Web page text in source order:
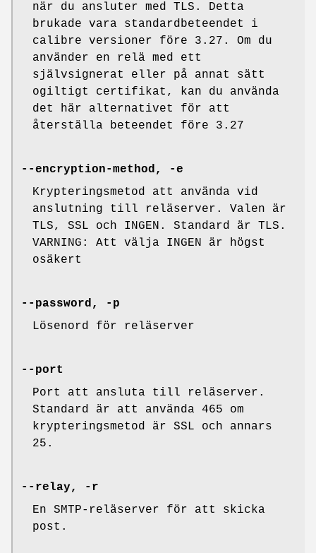
när du ansluter med TLS. Detta
brukade vara standardbeteendet i
calibre versioner före 3.27. Om du
använder en relä med ett
självsignerat eller på annat sätt
ogiltigt certifikat, kan du använda
det här alternativet för att
återställa beteendet före 3.27
--encryption-method, -e
Krypteringsmetod att använda vid
anslutning till reläserver. Valen är
TLS, SSL och INGEN. Standard är TLS.
VARNING: Att välja INGEN är högst
osäkert
--password, -p
Lösenord för reläserver
--port
Port att ansluta till reläserver.
Standard är att använda 465 om
krypteringsmetod är SSL och annars
25.
--relay, -r
En SMTP-reläserver för att skicka
post.